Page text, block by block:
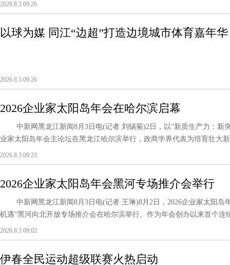
2026.8.3 09:26
以球为媒 同江“边超”打造边境城市体育嘉年华
2026.8.3 09:26
2026企业家太阳岛年会在哈尔滨启幕
中新网黑龙江新闻8月3日电(记者 刘锡菊)2日，以“新质生产力：新
业家太阳岛年会主论坛在黑龙江哈尔滨举行，政商学界代表为培育壮大
2026.8.3 09:23
2026企业家太阳岛年会黑河专场推介会举行
中新网黑龙江新闻8月3日电(记者 王琳)8月2日，2026企业家太阳岛
机遇”黑河向北开放专场推介会在哈尔滨举行。作为年会创办以来首个
2026.8.3 09:02
伊春全民运动超级联赛火热启动